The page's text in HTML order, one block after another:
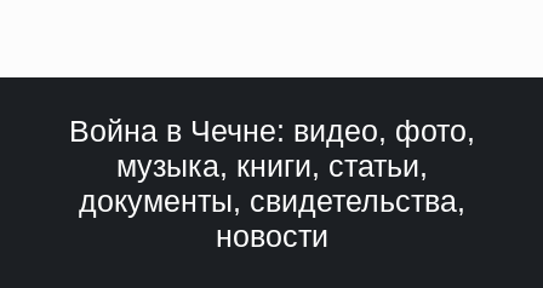
Война в Чечне: видео, фото,
музыка, книги, статьи,
документы, свидетельства,
новости